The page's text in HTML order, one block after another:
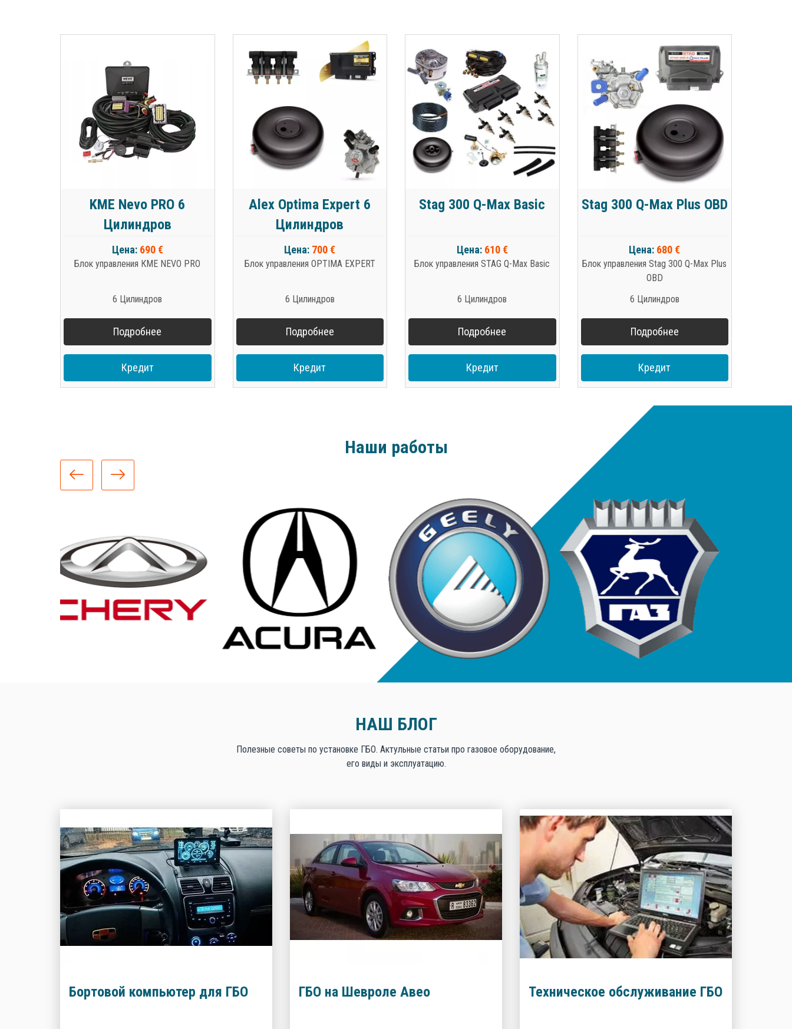
KME Nevo PRO 6
Цилиндров
Цена: 690 €
Блок управления КМЕ NEVO PRO
6 Цилиндров
Подробнее
Кредит
Alex Optima Expert 6
Цилиндров
Цена: 700 €
Блок управления OPTIMA EXPERT
6 Цилиндров
Подробнее
Кредит
Stag 300 Q-Max Basic
Цена: 610 €
Блок управления STAG Q-Max Basic
6 Цилиндров
Подробнее
Кредит
Stag 300 Q-Max Plus OBD
Цена: 680 €
Блок управления Stag 300 Q-Max Plus
OBD
6 Цилиндров
Подробнее
Кредит
Наши работы
НАШ БЛОГ
Полезные советы по установке ГБО. Актульные статьи про газовое оборудование,
его виды и эксплуатацию.
Бортовой компьютер для ГБО ГБО на Шевроле Авео Техническое обслуживание ГБО